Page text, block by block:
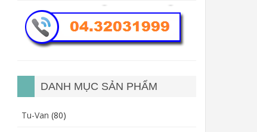
DANH MỤC SẢN PHẨM
Tu-Van (80)